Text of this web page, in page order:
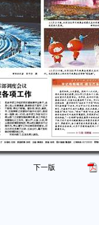
下一版